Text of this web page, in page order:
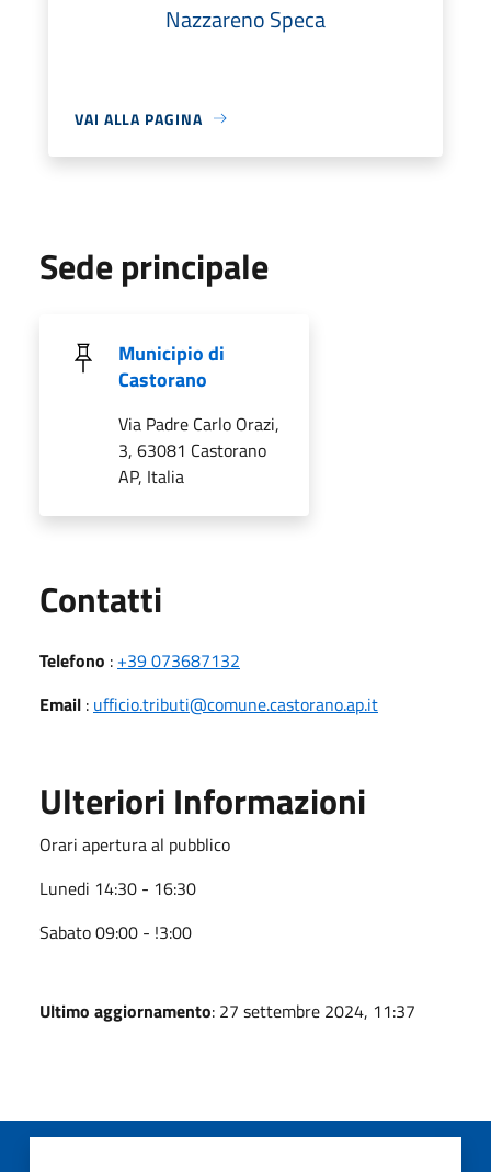
Nazzareno Speca
VAI ALLA PAGINA
Sede principale
Municipio di
Castorano
Via Padre Carlo Orazi,
3, 63081 Castorano
AP, Italia
Contatti
Telefono : +39 073687132
Email : ufficio.tributi@comune.castorano.ap.it
Ulteriori Informazioni
Orari apertura al pubblico
Lunedi 14:30 - 16:30
Sabato 09:00 - !3:00
Ultimo aggiornamento: 27 settembre 2024, 11:37